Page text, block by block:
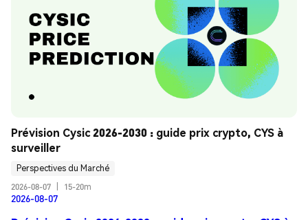
Prévision Cysic 2026-2030 : guide prix crypto, CYS à
surveiller
Perspectives du Marché
2026-08-07
15-20m
2026-08-07